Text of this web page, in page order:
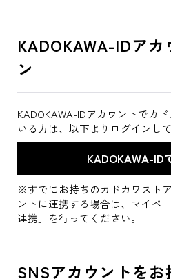
KADOKAWA-IDア
ン
KADOKAWA-IDアカウントでカ
いる方は、以下よりログインして
※すでにお持ちのカドカワスト
ントに連携する場合は、マイペ
連携」を行ってください。
SNSアカウントをお